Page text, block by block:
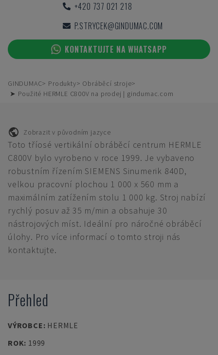
+420 737 021 218
P.STRYCEK@GINDUMAC.COM
KONTAKTUJTE NA WHATSAPP
GINDUMAC Produkty
Obráběcí stroje
➤ Použité HERMLE C800V na prodej | gindumac.com
Zobrazit v původním jazyce
Toto tříosé vertikální obráběcí centrum HERMLE
C800V bylo vyrobeno v roce 1999. Je vybaveno
robustním řízením SIEMENS Sinumerik 840D,
velkou pracovní plochou 1 000 x 560 mm a
maximálním zatížením stolu 1 000 kg. Stroj nabízí
rychlý posuv až 35 m/min a obsahuje 30
nástrojových míst. Ideální pro náročné obráběcí
úlohy. Pro více informací o tomto stroji nás
kontaktujte.
Přehled
VÝROBCE: HERMLE
ROK: 1999